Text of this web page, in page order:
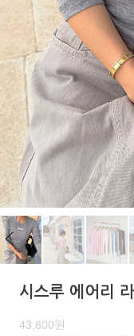
시스루 에어리
43,800원